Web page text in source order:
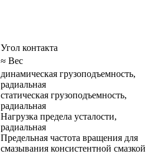
Угол контакта
≈ Вес
динамическая грузоподъемность,
радиальная
статическая грузоподъемность,
радиальная
Нагрузка предела усталости,
радиальная
Предельная частота вращения для
смазывания консистентной смазкой